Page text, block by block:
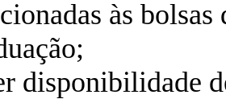
às bolsas
disponibilidade